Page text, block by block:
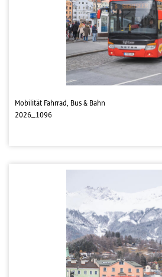
Mobilität Fahrrad, Bus & Bahn
2026_1096